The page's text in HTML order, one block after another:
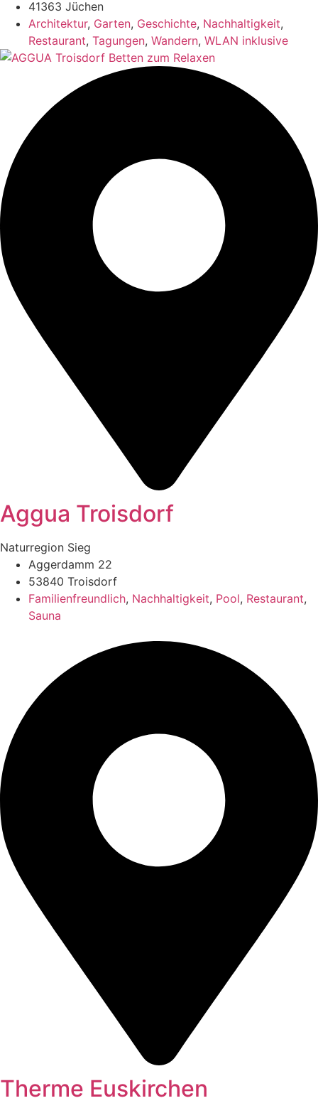
41363 Jüchen
Architektur, Garten, Geschichte, Nachhaltigkeit,
Restaurant, Tagungen, Wandern, WLAN inklusive
Aggua Troisdorf
Naturregion Sieg
Aggerdamm 22
53840 Troisdorf
Familienfreundlich, Nachhaltigkeit, Pool, Restaurant,
Sauna
Therme Euskirchen